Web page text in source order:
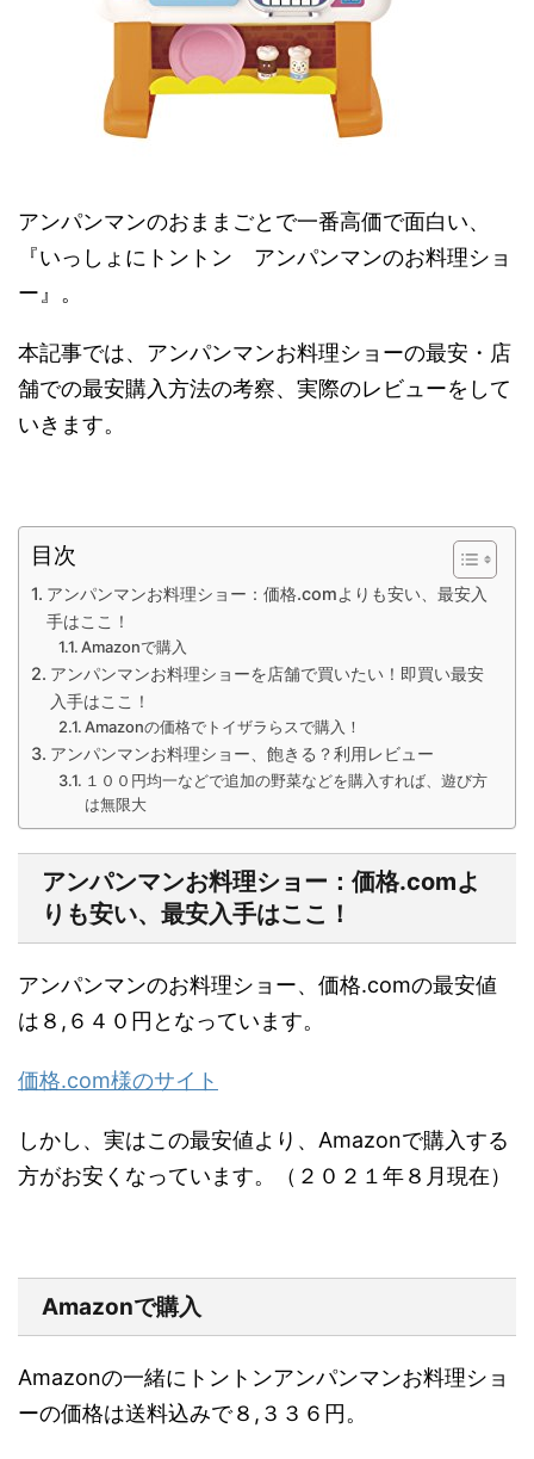
アンパンマンのおままごとで一番高価で面白い、
『いっしょにトントン アンパンマンのお料理ショ
ー』。
本記事では、アンパンマンお料理ショーの最安・店
舗での最安購入方法の考察、実際のレビューをして
いきます。
目次
アンパンマンお料理ショー：価格.comよりも安い、最安入
手はここ！
Amazonで購入
アンパンマンお料理ショーを店舗で買いたい！即買い最安
入手はここ！
Amazonの価格でトイザラらスで購入！
アンパンマンお料理ショー、飽きる？利用レビュー
１００円均一などで追加の野菜などを購入すれば、遊び方
は無限大
アンパンマンお料理ショー：価格.comよ
りも安い、最安入手はここ！
アンパンマンのお料理ショー、価格.comの最安値
は８,６４０円となっています。
価格.com様のサイト
しかし、実はこの最安値より、Amazonで購入する
方がお安くなっています。（２０２１年８月現在）
Amazonで購入
Amazonの一緒にトントンアンパンマンお料理ショ
ーの価格は送料込みで８,３３６円。